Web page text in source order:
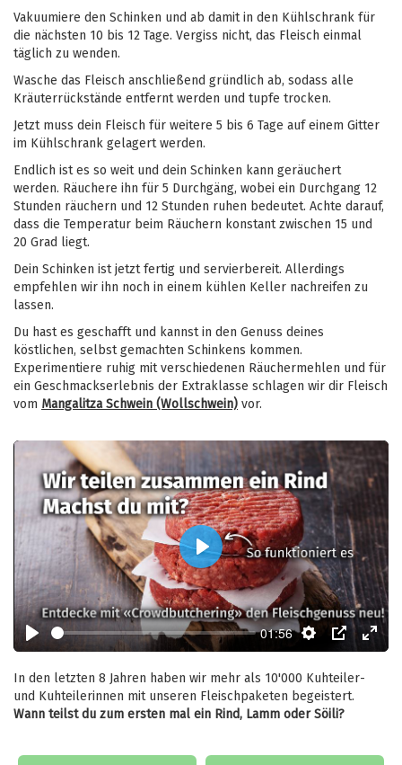
Vakuumiere den Schinken und ab damit in den Kühlschrank für
die nächsten 10 bis 12 Tage. Vergiss nicht, das Fleisch einmal
täglich zu wenden.
Wasche das Fleisch anschließend gründlich ab, sodass alle
Kräuterrückstände entfernt werden und tupfe trocken.
Jetzt muss dein Fleisch für weitere 5 bis 6 Tage auf einem Gitter
im Kühlschrank gelagert werden.
Endlich ist es so weit und dein Schinken kann geräuchert
werden. Räuchere ihn für 5 Durchgäng, wobei ein Durchgang 12
Stunden räuchern und 12 Stunden ruhen bedeutet. Achte darauf,
dass die Temperatur beim Räuchern konstant zwischen 15 und
20 Grad liegt.
Dein Schinken ist jetzt fertig und servierbereit. Allerdings
empfehlen wir ihn noch in einem kühlen Keller nachreifen zu
lassen.
Du hast es geschafft und kannst in den Genuss deines
köstlichen, selbst gemachten Schinkens kommen.
Experimentiere ruhig mit verschiedenen Räuchermehlen und für
ein Geschmackserlebnis der Extraklasse schlagen wir dir Fleisch
vom Mangalitza Schwein (Wollschwein) vor.
Play
01:56
Settings
PIP Enter
Play
In den letzten 8 Jahren haben wir mehr als 10'000 Kuhteiler-
und Kuhteilerinnen mit unseren Fleischpaketen begeistert.
Wann teilst du zum ersten mal ein Rind, Lamm oder Söili?